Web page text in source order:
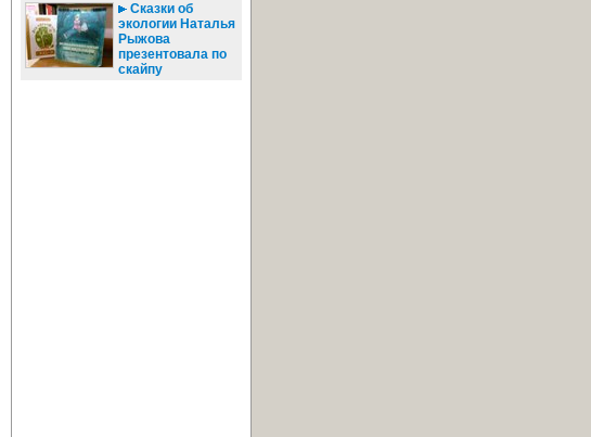
Сказки об
экологии Наталья
Рыжова
презентовала по
скайпу